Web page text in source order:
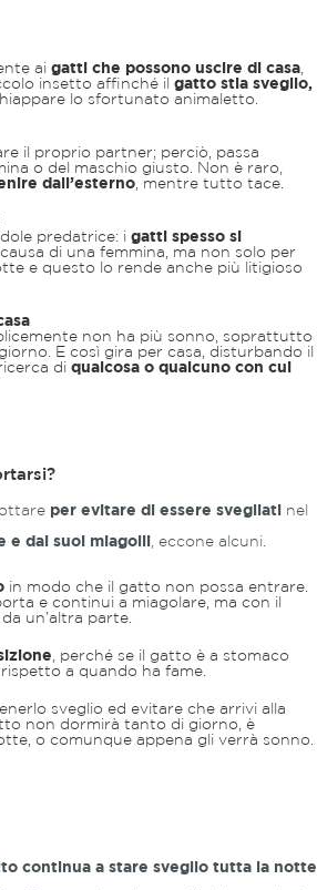
ai gatti che possono uscire di casa
insetto affinché il gatto stia sveglio,
lo sfortunato animaletto.
il proprio partner; perciò, passa
o del maschio giusto. Non è raro,
dall’esterno , mentre tutto tace.
predatrice: i gatti spesso si
causa di una femmina, ma non solo per
e questo lo rende anche più litigioso
non ha più sonno, soprattutto
E così gira per casa, disturbando il
di qualcosa o qualcuno con cui
per evitare di essere svegliati nel
dai suoi miagolii , eccone alcuni.
in modo che il gatto non possa entrare.
e continui a miagolare, ma con il
un’altra parte.
, perché se il gatto è a stomaco
a quando ha fame.
sveglio ed evitare che arrivi alla
non dormirà tanto di giorno, è
o comunque appena gli verrà sonno.
continua a stare sveglio tutta la notte